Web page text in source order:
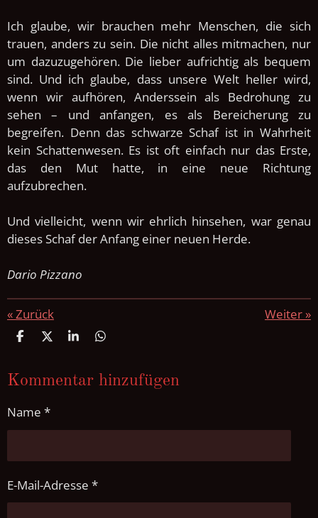
Ich glaube, wir brauchen mehr Menschen, die sich
trauen, anders zu sein. Die nicht alles mitmachen, nur
um dazuzugehören. Die lieber aufrichtig als bequem
sind. Und ich glaube, dass unsere Welt heller wird,
wenn wir aufhören, Anderssein als Bedrohung zu
sehen – und anfangen, es als Bereicherung zu
begreifen. Denn das schwarze Schaf ist in Wahrheit
kein Schattenwesen. Es ist oft einfach nur das Erste,
das den Mut hatte, in eine neue Richtung
aufzubrechen.
Und vielleicht, wenn wir ehrlich hinsehen, war genau
dieses Schaf der Anfang einer neuen Herde.
Dario Pizzano
«Zurück Weiter»
T
l
e
T
l
e
T
l
e
T
l
e
Kommentar hinzufügen
Name *
E-Mail-Adresse *